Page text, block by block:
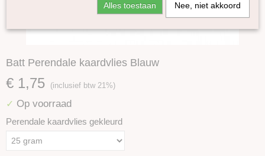
Batt Perendale kaardvlies Blauw
€ 1,75 (inclusief btw 21%)
✓ Op voorraad
Perendale kaardvlies gekleurd
Alles toestaan Nee, niet akkoord